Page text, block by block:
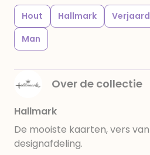
Hout Hallmark
Man
Over de collectie
Hallmark
De mooiste kaarten, vers
designafdeling.